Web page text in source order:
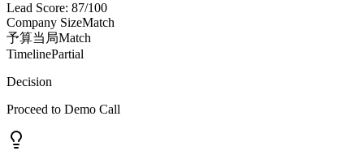
Lead Score: 87/100
Company SizeMatch
予算当局Match
TimelinePartial
Decision
Proceed to Demo Call